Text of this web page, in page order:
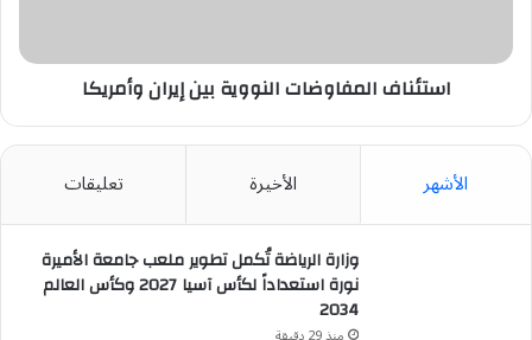
استئناف المفاوضات النووية بين إيران وأمريكا
الأشهر الأخيرة تعليقات
وزارة الرياضة تُكمل تطوير ملعب جامعة الأميرة
نورة استعداداً لكأس آسيا 2027 وكأس العالم
2034